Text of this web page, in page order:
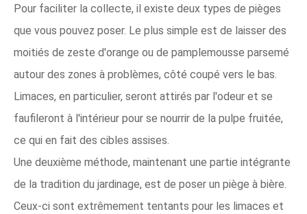
Pour faciliter la collecte, il existe deux types de pièges
que vous pouvez poser. Le plus simple est de laisser des
moitiés de zeste d'orange ou de pamplemousse parsemé
autour des zones à problèmes, côté coupé vers le bas.
Limaces, en particulier, seront attirés par l'odeur et se
faufileront à l'intérieur pour se nourrir de la pulpe fruitée,
ce qui en fait des cibles assises.
Une deuxième méthode, maintenant une partie intégrante
de la tradition du jardinage, est de poser un piège à bière.
Ceux-ci sont extrêmement tentants pour les limaces et